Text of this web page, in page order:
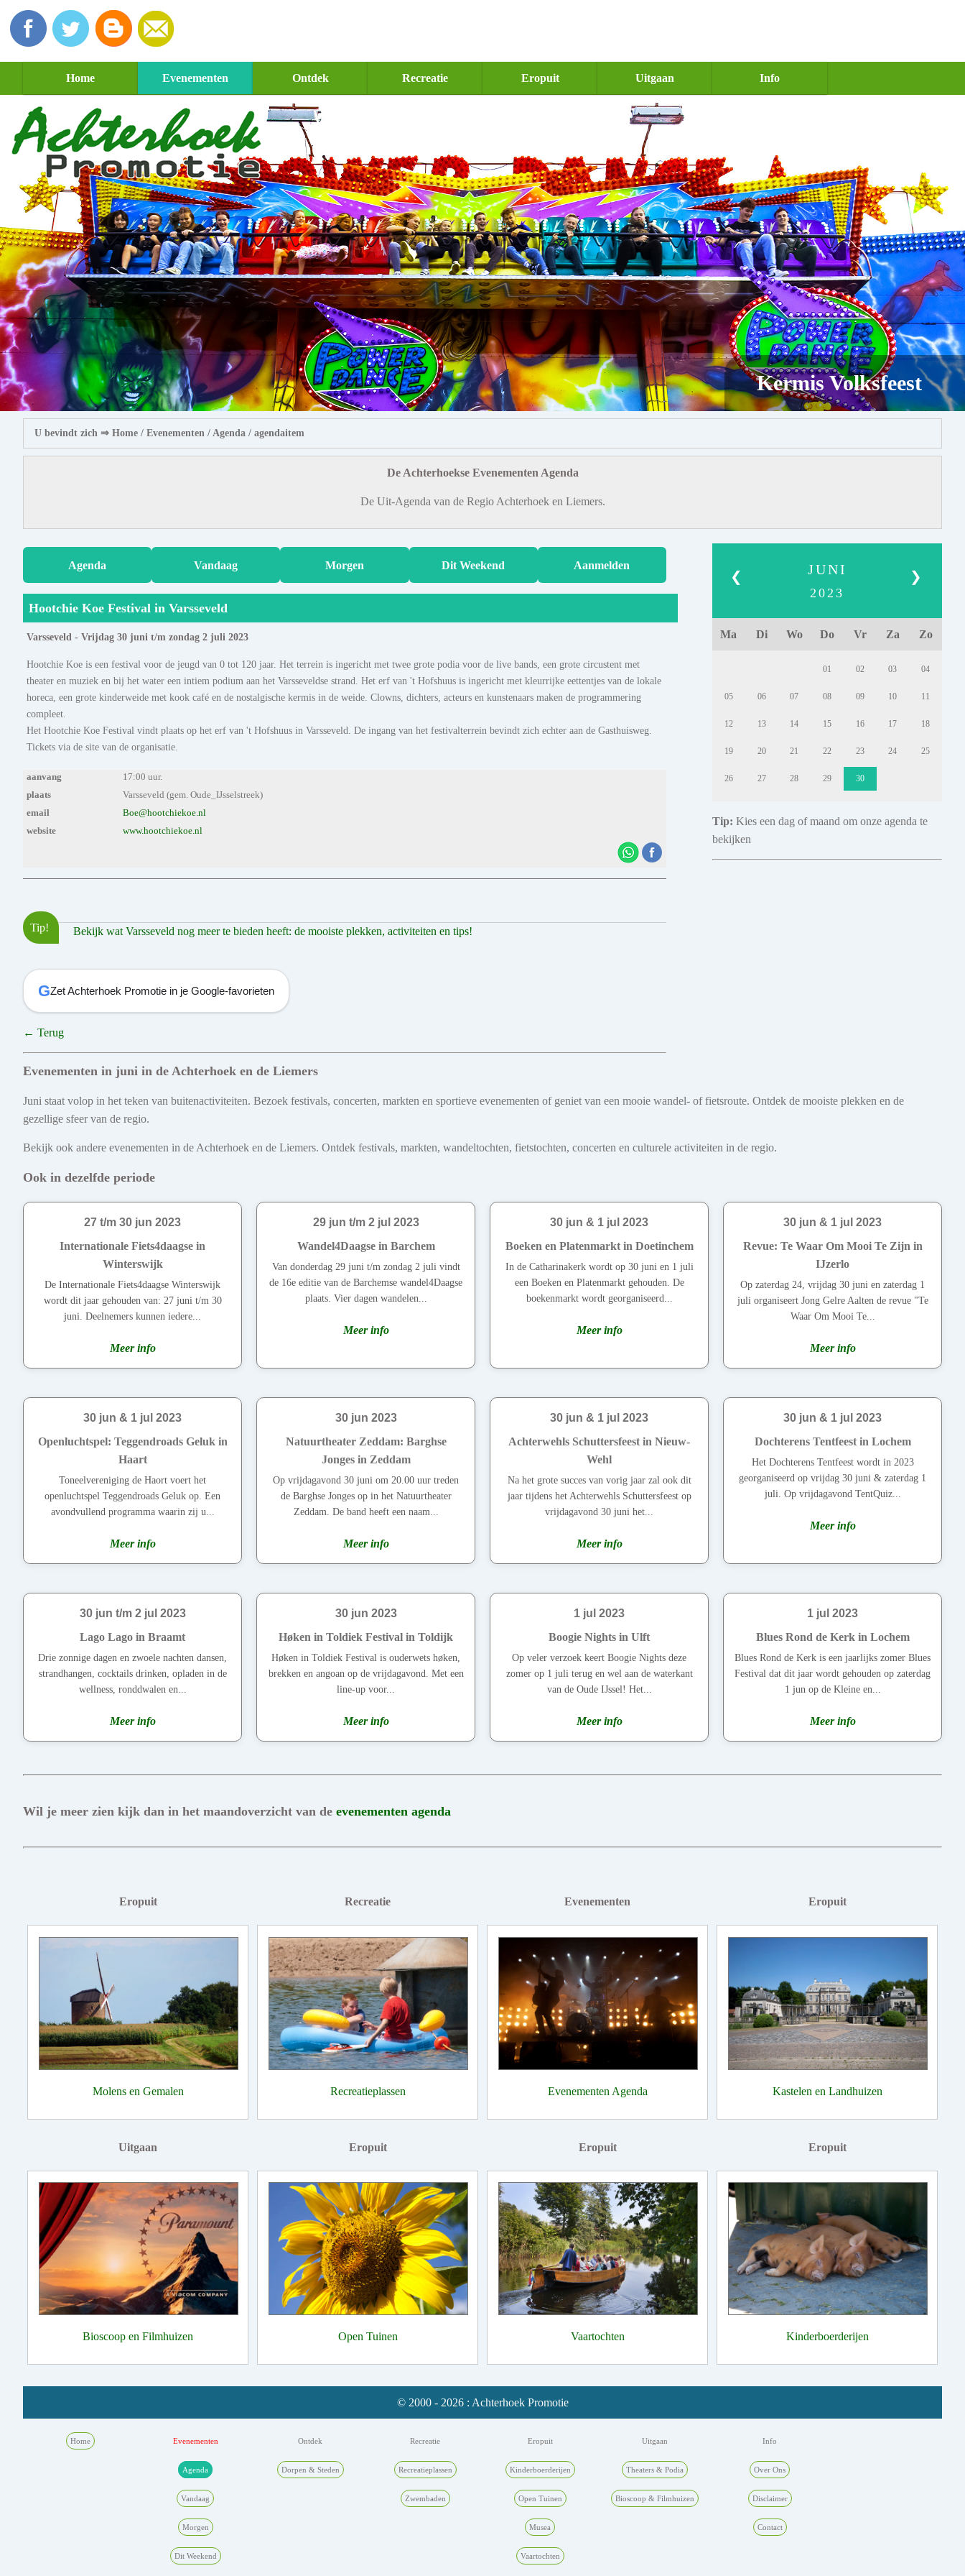
Home Evenementen Ontdek Recreatie Eropuit Uitgaan Info
Kermis Volksfeest
U bevindt zich ⇒ Home / Evenementen / Agenda / agendaitem
De Achterhoekse Evenementen Agenda
De Uit-Agenda van de Regio Achterhoek en Liemers.
Agenda Vandaag Morgen Dit Weekend Aanmelden
Hootchie Koe Festival in Varsseveld
Varsseveld - Vrijdag 30 juni t/m zondag 2 juli 2023
Hootchie Koe is een festival voor de jeugd van 0 tot 120 jaar. Het terrein is ingericht met twee grote podia voor de live bands, een grote circustent met
theater en muziek en bij het water een intiem podium aan het Varsseveldse strand. Het erf van 't Hofshuus is ingericht met kleurrijke eettentjes van de lokale
horeca, een grote kinderweide met kook café en de nostalgische kermis in de weide. Clowns, dichters, acteurs en kunstenaars maken de programmering
compleet.
Het Hootchie Koe Festival vindt plaats op het erf van 't Hofshuus in Varsseveld. De ingang van het festivalterrein bevindt zich echter aan de Gasthuisweg.
Tickets via de site van de organisatie.
aanvang
17:00 uur.
plaats
Varsseveld (gem. Oude_IJsselstreek)
email
Boe@hootchiekoe.nl
website
www.hootchiekoe.nl
Tip! Bekijk wat Varsseveld nog meer te bieden heeft: de mooiste plekken, activiteiten en tips!
GZet Achterhoek Promotie in je Google-favorieten
← Terug
❮ ❯
JUNI
2023
Ma Di Wo Do Vr Za Zo
01 02 03 04
05 06 07 08 09 10 11
12 13 14 15 16 17 18
19 20 21 22 23 24 25
26 27 28 29 30
Tip: Kies een dag of maand om onze agenda te
bekijken
Evenementen in juni in de Achterhoek en de Liemers
Juni staat volop in het teken van buitenactiviteiten. Bezoek festivals, concerten, markten en sportieve evenementen of geniet van een mooie wandel- of fietsroute. Ontdek de mooiste plekken en de
gezellige sfeer van de regio.
Bekijk ook andere evenementen in de Achterhoek en de Liemers. Ontdek festivals, markten, wandeltochten, fietstochten, concerten en culturele activiteiten in de regio.
Ook in dezelfde periode
27 t/m 30 jun 2023
Internationale Fiets4daagse in
Winterswijk
De Internationale Fiets4daagse Winterswijk
wordt dit jaar gehouden van: 27 juni t/m 30
juni. Deelnemers kunnen iedere...
Meer info
29 jun t/m 2 jul 2023
Wandel4Daagse in Barchem
Van donderdag 29 juni t/m zondag 2 juli vindt
de 16e editie van de Barchemse wandel4Daagse
plaats. Vier dagen wandelen...
Meer info
30 jun & 1 jul 2023
Boeken en Platenmarkt in Doetinchem
In de Catharinakerk wordt op 30 juni en 1 juli
een Boeken en Platenmarkt gehouden. De
boekenmarkt wordt georganiseerd...
Meer info
30 jun & 1 jul 2023
Revue: Te Waar Om Mooi Te Zijn in
IJzerlo
Op zaterdag 24, vrijdag 30 juni en zaterdag 1
juli organiseert Jong Gelre Aalten de revue "Te
Waar Om Mooi Te...
Meer info
30 jun & 1 jul 2023
Openluchtspel: Teggendroads Geluk in
Haart
Toneelvereniging de Haort voert het
openluchtspel Teggendroads Geluk op. Een
avondvullend programma waarin zij u...
Meer info
30 jun 2023
Natuurtheater Zeddam: Barghse
Jonges in Zeddam
Op vrijdagavond 30 juni om 20.00 uur treden
de Barghse Jonges op in het Natuurtheater
Zeddam. De band heeft een naam...
Meer info
30 jun & 1 jul 2023
Achterwehls Schuttersfeest in Nieuw-
Wehl
Na het grote succes van vorig jaar zal ook dit
jaar tijdens het Achterwehls Schuttersfeest op
vrijdagavond 30 juni het...
Meer info
30 jun & 1 jul 2023
Dochterens Tentfeest in Lochem
Het Dochterens Tentfeest wordt in 2023
georganiseerd op vrijdag 30 juni & zaterdag 1
juli. Op vrijdagavond TentQuiz...
Meer info
30 jun t/m 2 jul 2023
Lago Lago in Braamt
Drie zonnige dagen en zwoele nachten dansen,
strandhangen, cocktails drinken, opladen in de
wellness, ronddwalen en...
Meer info
30 jun 2023
Høken in Toldiek Festival in Toldijk
Høken in Toldiek Festival is ouderwets høken,
brekken en angoan op de vrijdagavond. Met een
line-up voor...
Meer info
1 jul 2023
Boogie Nights in Ulft
Op veler verzoek keert Boogie Nights deze
zomer op 1 juli terug en wel aan de waterkant
van de Oude IJssel! Het...
Meer info
1 jul 2023
Blues Rond de Kerk in Lochem
Blues Rond de Kerk is een jaarlijks zomer Blues
Festival dat dit jaar wordt gehouden op zaterdag
1 jun op de Kleine en...
Meer info
Wil je meer zien kijk dan in het maandoverzicht van de evenementen agenda
Eropuit
Molens en Gemalen
Recreatie
Recreatieplassen
Evenementen
Evenementen Agenda
Eropuit
Kastelen en Landhuizen
Uitgaan
Bioscoop en Filmhuizen
Eropuit
Open Tuinen
Eropuit
Vaartochten
Eropuit
Kinderboerderijen
© 2000 - 2026 : Achterhoek Promotie
Home Evenementen
Agenda
Vandaag
Morgen
Dit Weekend
Ontdek
Dorpen & Steden
Recreatie
Recreatieplassen
Zwembaden
Eropuit
Kinderboerderijen
Open Tuinen
Musea
Vaartochten
Uitgaan
Theaters & Podia
Bioscoop & Filmhuizen
Info
Over Ons
Disclaimer
Contact